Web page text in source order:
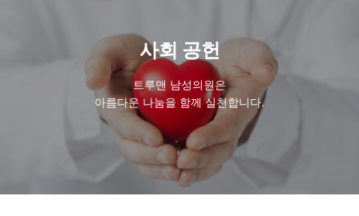
사회 공헌
트루맨 남성의원은
아름다운 나눔을 함께 실천합니다.